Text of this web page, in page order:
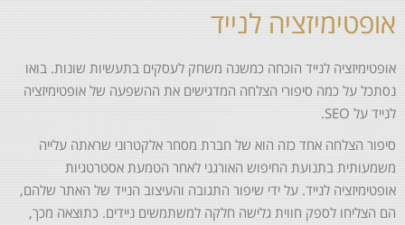
אופטימיזציה לנייד
אופטימיזציה לנייד הוכחה כמשנה משחק לעסקים בתעשיות שונות. בואו
נסתכל על כמה סיפורי הצלחה המדגישים את ההשפעה של אופטימיזציה
לנייד על SEO.
סיפור הצלחה אחד כזה הוא של חברת מסחר אלקטרוני שראתה עלייה
משמעותית בתנועת החיפוש האורגני לאחר הטמעת אסטרטגיות
אופטימיזציה לנייד. על ידי שיפור התגובה והעיצוב הנייד של האתר שלהם,
הם הצליחו לספק חווית גלישה חלקה למשתמשים ניידים. כתוצאה מכך,